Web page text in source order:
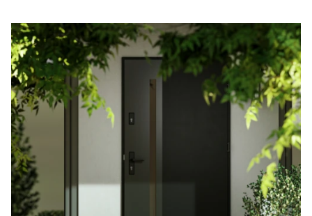
Drzwi wejściowe powinny być estetyczne, trwałe i
dostosowane do stylu architektonicznego budynku.
Jakie drzwi będą najlepsze do domu nowoczesnego,
a jakie do klasycznego? Oto nasze rady.